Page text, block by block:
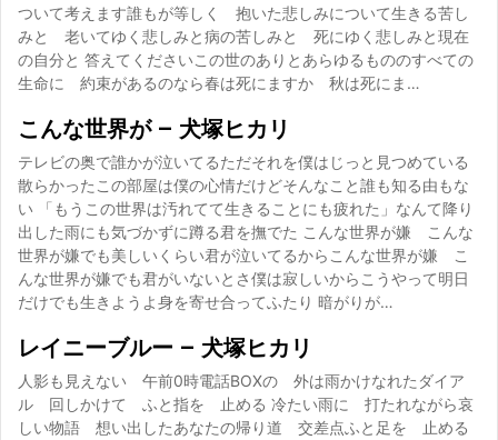
ついて考えます誰もが等しく 抱いた悲しみについて生きる苦し
みと 老いてゆく悲しみと病の苦しみと 死にゆく悲しみと現在
の自分と 答えてくださいこの世のありとあらゆるもののすべての
生命に 約束があるのなら春は死にますか 秋は死にま…
こんな世界が – 犬塚ヒカリ
テレビの奥で誰かが泣いてるただそれを僕はじっと見つめている
散らかったこの部屋は僕の心情だけどそんなこと誰も知る由もな
い 「もうこの世界は汚れてて生きることにも疲れた」なんて降り
出した雨にも気づかずに蹲る君を撫でた こんな世界が嫌 こんな
世界が嫌でも美しいくらい君が泣いてるからこんな世界が嫌 こ
んな世界が嫌でも君がいないとさ僕は寂しいからこうやって明日
だけでも生きようよ身を寄せ合ってふたり 暗がりが…
レイニーブルー – 犬塚ヒカリ
人影も見えない 午前0時電話BOXの 外は雨かけなれたダイア
ル 回しかけて ふと指を 止める 冷たい雨に 打たれながら哀
しい物語 想い出したあなたの帰り道 交差点ふと足を 止める